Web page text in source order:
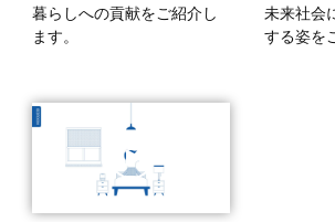
暮らしへの貢献をご紹介し
ます。
未来社会
する姿を